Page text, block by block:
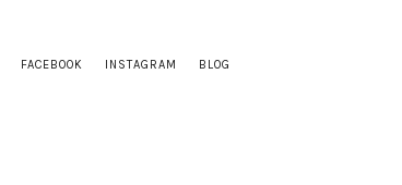
FACEBOOK INSTAGRAM BLOG